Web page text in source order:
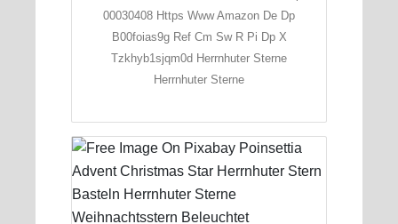
00030408 Https Www Amazon De Dp
B00foias9g Ref Cm Sw R Pi Dp X
Tzkhyb1sjqm0d Herrnhuter Sterne
Herrnhuter Sterne